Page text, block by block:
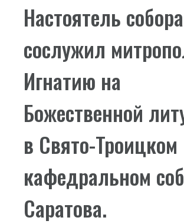
Настоятель собора
сослужил
Игнатию на
Божественной
в Свято-Троицком
кафедральном
Саратова.